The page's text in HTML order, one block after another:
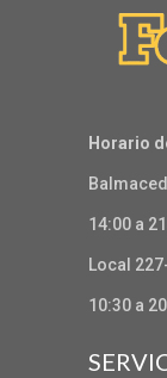
Horario
14:00 a
Local
10:30 a